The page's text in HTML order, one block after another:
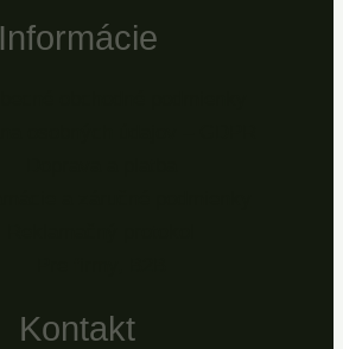
Informácie
Kontakt